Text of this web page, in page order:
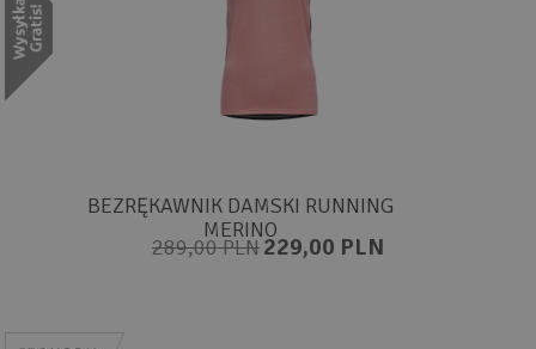
BEZRĘKAWNIK DAMSKI RUNNING
MERINO
289,00 PLN229,00 PLN